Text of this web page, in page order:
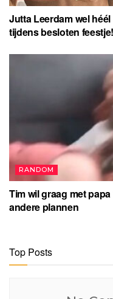
Jutta Leerdam wel
tijdens besloten feestje!
RANDOM
Tim wil graag met
andere plannen
Top Posts